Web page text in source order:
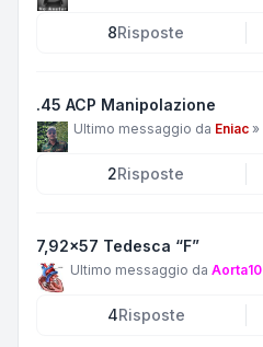
8Risposte
.45 ACP Manipolazione
Ultimo messaggio da Eniac »
2Risposte
7,92x57 Tedesca “F”
Ultimo messaggio da Aorta10
4Risposte